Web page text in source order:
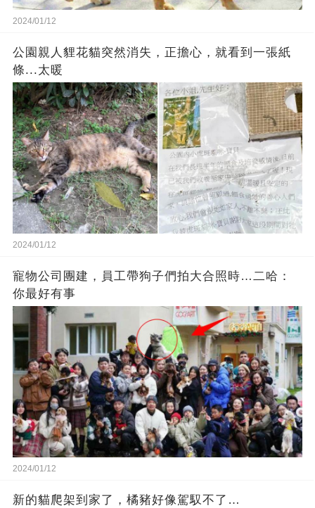
2024/01/12
公園親人貍花貓突然消失，正擔心，就看到一張紙
條...太暖
2024/01/12
寵物公司團建，員工帶狗子們拍大合照時…二哈：
你最好有事
2024/01/12
新的貓爬架到家了，橘豬好像駕馭不了…